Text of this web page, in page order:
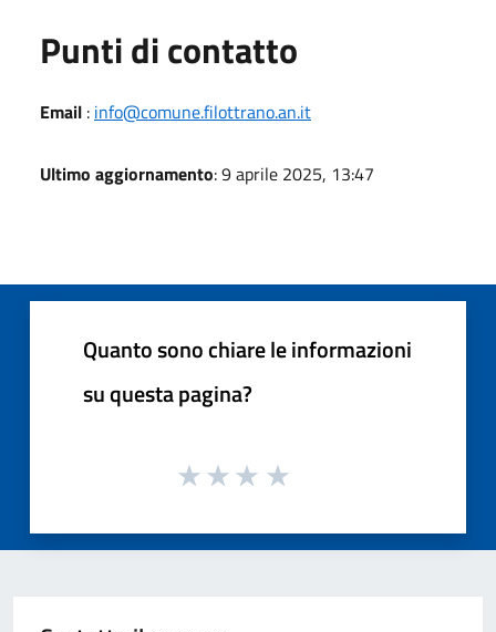
Punti di contatto
Email : info@comune.filottrano.an.it
Ultimo aggiornamento: 9 aprile 2025, 13:47
Quanto sono chiare le informazioni
su questa pagina?